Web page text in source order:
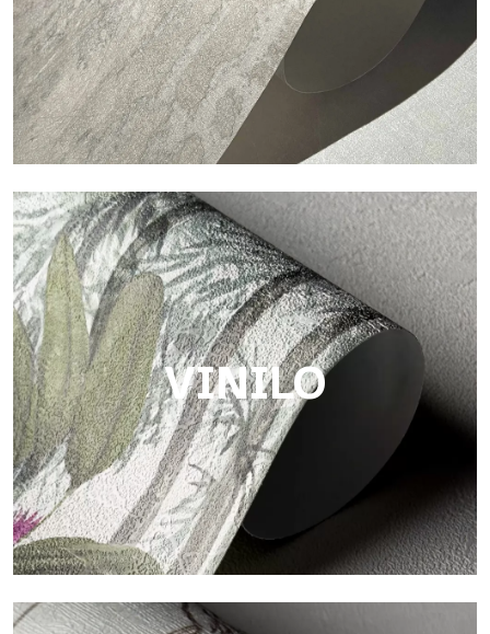
Touch
Acabado con trama fibrosa e irregular, con una textura suave
que aporta calidez y autenticidad a la superficie.
VINILO